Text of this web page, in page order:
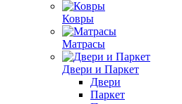
Ковры
Матрасы
Двери и Паркет
Двери
Паркет